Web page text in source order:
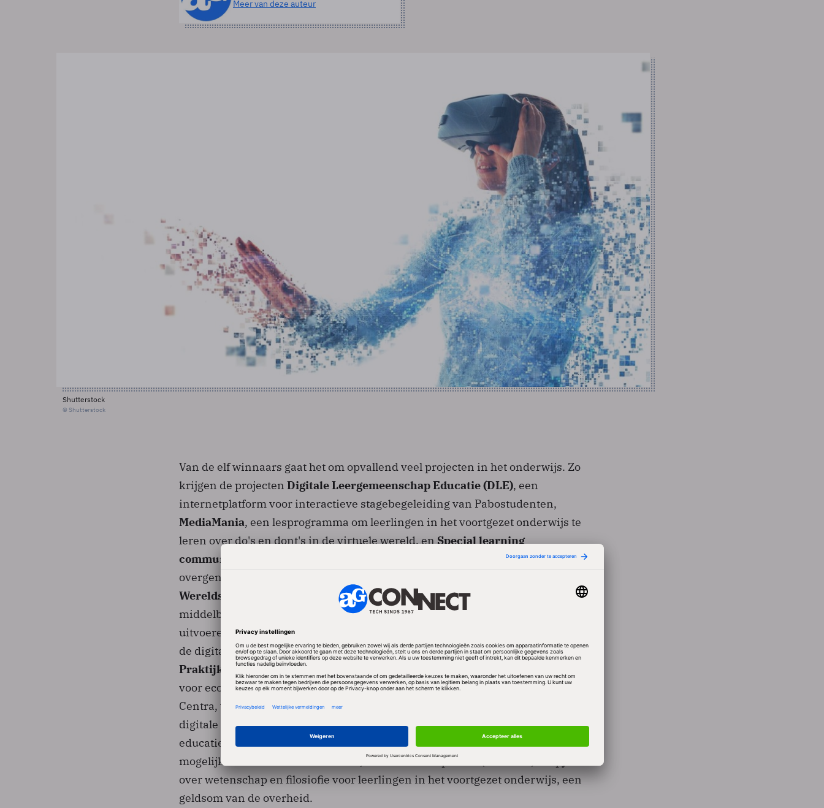
Meer van deze auteur
Shutterstock
© Shutterstock
Van de elf winnaars gaat het om opvallend veel projecten in het onderwijs. Zo
krijgen de projecten Digitale Leergemeenschap Educatie (DLE), een
internetplatform voor interactieve stagebegeleiding van Pabostudenten,
MediaMania, een lesprogramma om leerlingen in het voortgezet onderwijs te
leren over do's en dont's in de virtuele wereld, en Special learning
community
, een digitale leeromgeving binnen het speciaal onderwijs
overgenomen uit de gehandicaptenzorg geld toebedeeld. Ook de projecten
Wereldscholen
, een elektronische samenwerkingsomgeving waarin
middelbare scholieren van 80 scholen opdrachten voor ontwikkelingswerk
uitvoeren, Les 2.0,dat digitale lessen in het voortgezet onderwijs koppelt aan
de digitale bronnen van erfgoedinstellingen en musea enSimulatie voor
Praktijkleren (SvP)in de Breedte, een non-profit platform voor simulaties
voor economisch-administratieve opleidingen binnen Regionale Opleiding
Centra, vielen in de prijzen. Tot slot krijgen
digitale schoolborden wil verhogen door het bestaande aanbod van
educatieve digitale content beter te ontsluiten en het uitwisselen van content
mogelijk te maken en
, dat zich richt op korte (internet-)filmpjes
over wetenschap en filosiofie voor leerlingen in het voortgezet onderwijs, een
geldsom van de overheid.